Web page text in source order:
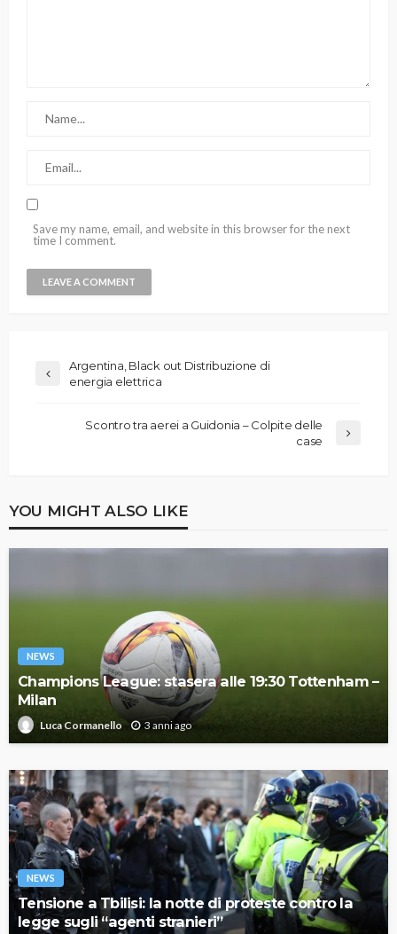
Save my name, email, and website in this browser for the next
time I comment.
Argentina, Black out Distribuzione di
energia elettrica
Scontro tra aerei a Guidonia – Colpite delle
case
YOU MIGHT ALSO LIKE
NEWS
Champions League: stasera alle 19:30 Tottenham –
Milan
Luca Cormanello 3 anni ago
NEWS
Tensione a Tbilisi: la notte di proteste contro la
legge sugli “agenti stranieri”